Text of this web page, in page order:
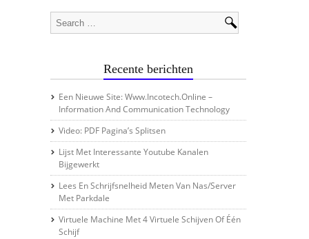
Recente berichten
Een Nieuwe Site: Www.incotech.online –
Information And Communication Technology
Video: PDF Pagina’s Splitsen
Lijst Met Interessante Youtube Kanalen
Bijgewerkt
Lees En Schrijfsnelheid Meten Van Nas/server
Met Parkdale
Virtuele Machine Met 4 Virtuele Schijven Of Één
Schijf